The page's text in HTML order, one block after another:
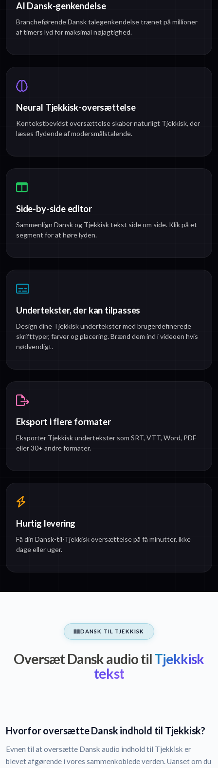
AI Dansk-genkendelse
Brancheførende Dansk talegenkendelse trænet på millioner
af timers lyd for maksimal nøjagtighed.
Neural Tjekkisk-oversættelse
Kontekstbevidst oversættelse skaber naturligt Tjekkisk, der
læses flydende af modersmålstalende.
Side-by-side editor
Sammenlign Dansk og Tjekkisk tekst side om side. Klik på et
segment for at høre lyden.
Undertekster, der kan tilpasses
Design dine Tjekkisk undertekster med brugerdefinerede
skrifttyper, farver og placering. Brænd dem ind i videoen hvis
nødvendigt.
Eksport i flere formater
Eksporter Tjekkisk undertekster som SRT, VTT, Word, PDF
eller 30+ andre formater.
Hurtig levering
Få din Dansk-til-Tjekkisk oversættelse på få minutter, ikke
dage eller uger.
DANSK TIL TJEKKISK
Oversæt Dansk audio tilTjekkisk
tekst
Hvorfor oversætte Dansk indhold til Tjekkisk?
Evnen til at oversætte Dansk audio indhold til Tjekkisk er
blevet afgørende i vores sammenkoblede verden. Uanset om du